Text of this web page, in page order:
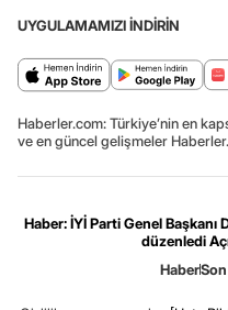
UYGULAMAMIZI İNDİRİN
Haberler.com: Türkiye’nin en
ve en güncel gelişmeler
Haber: İYİ Parti Genel Başkanı
düzenledi
Haber